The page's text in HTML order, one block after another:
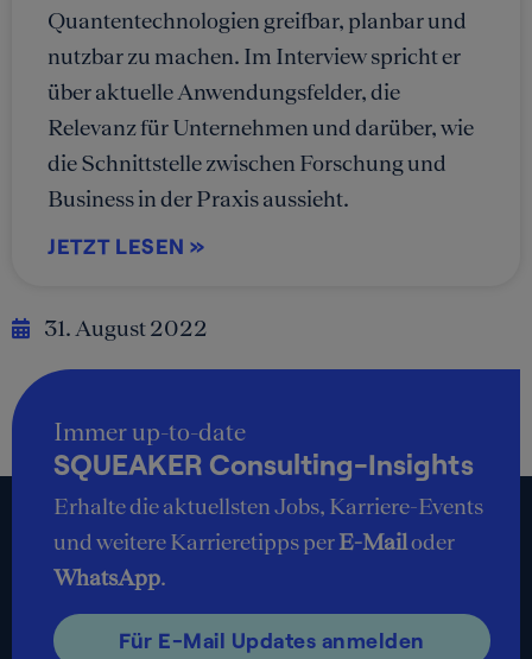
Quantentechnologien greifbar, planbar und
nutzbar zu machen. Im Interview spricht er
über aktuelle Anwendungsfelder, die
Relevanz für Unternehmen und darüber, wie
die Schnittstelle zwischen Forschung und
Business in der Praxis aussieht.
JETZT LESEN »
31. August 2022
Immer up-to-date
SQUEAKER Consulting-Insights
Erhalte die aktuellsten Jobs, Karriere-Events
und weitere Karrieretipps perE-Mailoder
WhatsApp.
Für E-Mail Updates anmelden